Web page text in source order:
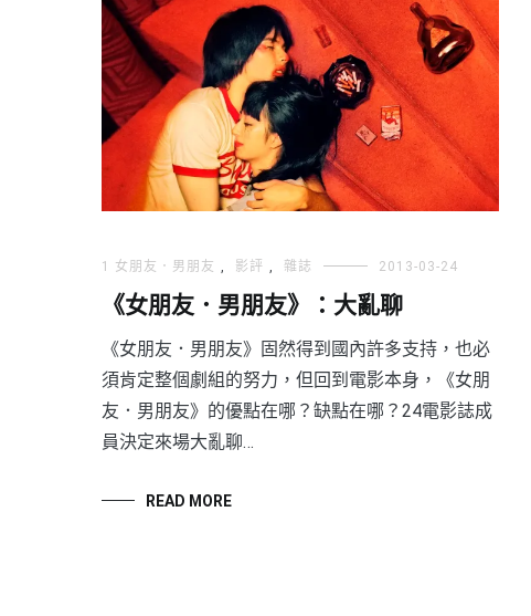
1 女朋友．男朋友 , 影評 , 雜誌 2013-03-24
《女朋友．男朋友》：大亂聊
《女朋友．男朋友》固然得到國內許多支持，也必
須肯定整個劇組的努力，但回到電影本身，《女朋
友．男朋友》的優點在哪？缺點在哪？24電影誌成
員決定來場大亂聊…
READ MORE